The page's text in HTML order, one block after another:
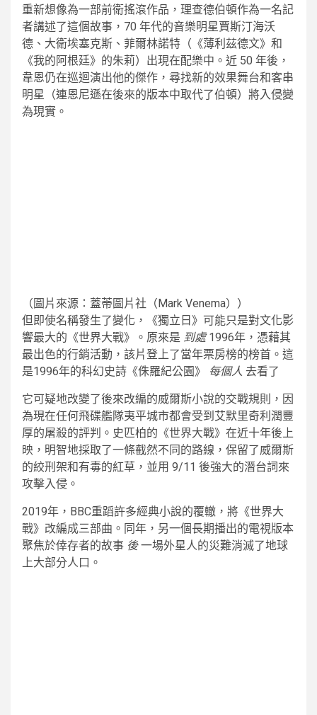
重新想像為一部前衛搖滾作品，理查德伯頓作為一名記
者講述了這個故事，70 年代的音樂明星賈斯汀海沃
德、大衛埃塞克斯、菲爾林諾特（《薄利茲德文》和
《我的阿根廷》的朱莉）出現在配樂中。近 50 年後，
韋恩仍在巡迴演出他的傑作，尋找新的效果舞台和客串
明星（連恩尼遜在後來的版本中取代了伯頓）將入侵變
為現實。
（圖片來源：蓋蒂圖片社（Mark Venema））
但即使名稱發生了變化，《獨立日》可能只是對文化影
響最大的《世界大戰》。原來是 到處1996年，憑藉其
最出色的行銷活動，該片登上了當年票房榜的榜首。這
是1996年的科幻史詩《侏羅紀公園》
每個人 去看了
它可疑地改變了後來改編的威爾斯小說的交戰規則，因
為現在任何飛碟艦隊夷平城市都會受到艾默里奇利潤豐
厚的屠殺的評判。史匹柏的《世界大戰》在近十年後上
映，明智地採取了一條截然不同的路線，保留了威爾斯
的絞刑架和有毒的紅草，並用 9/11 後強大的潛台詞來
攻擊入侵。
2019年，BBC重蹈許多經典小說的覆轍，將《世界大
戰》改編成三部曲。同年，另一個長期播出的電視版本
聚焦於倖存者的故事 後一場外星人的災難消滅了地球
上大部分人口。